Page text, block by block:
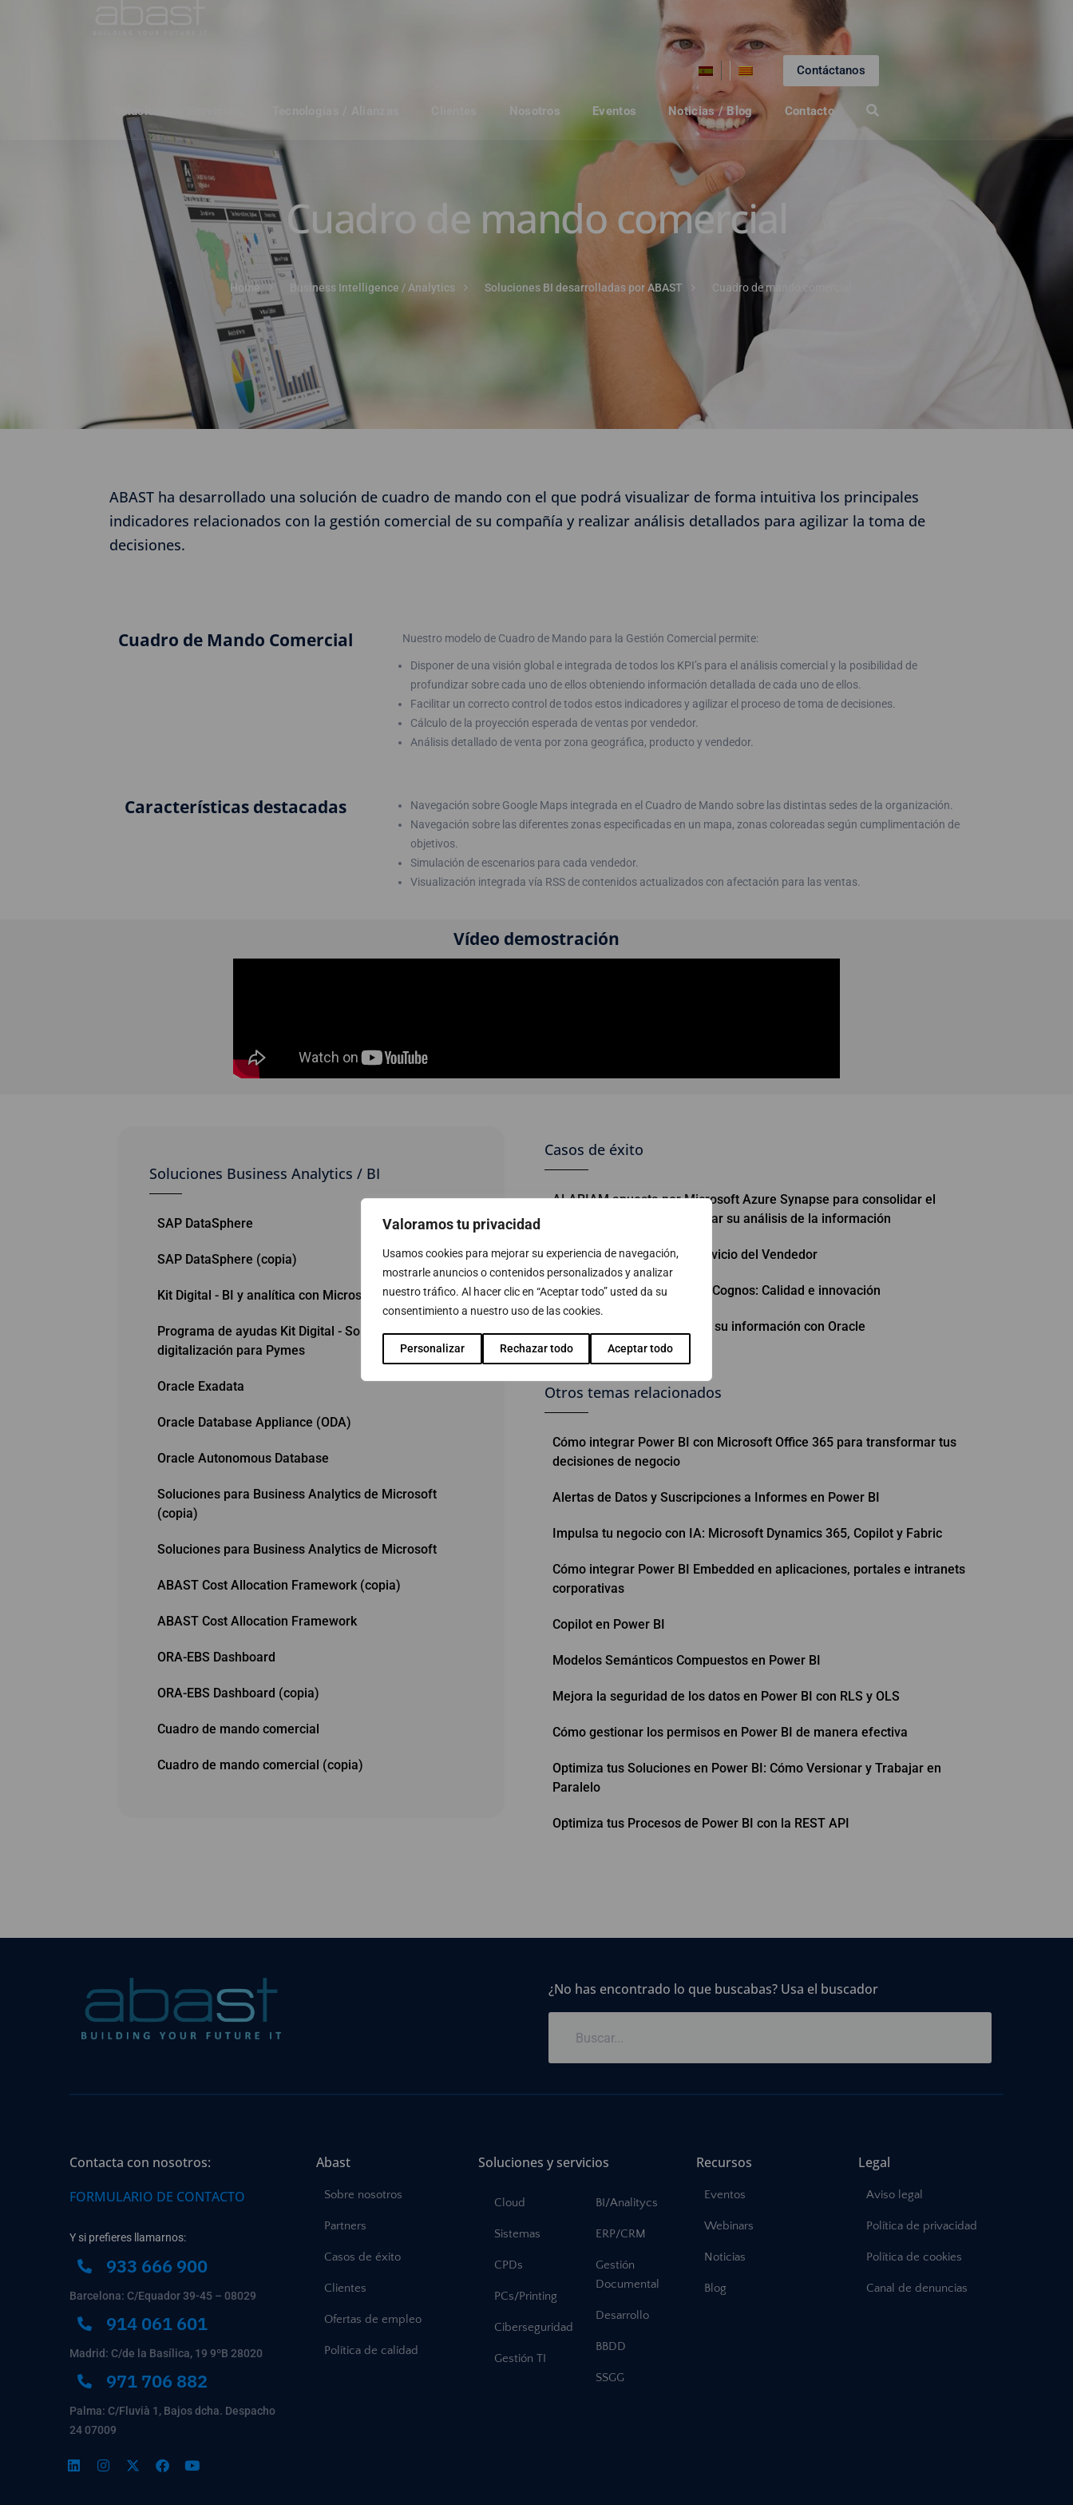
Valoramos tu privacidad
Usamos cookies para mejorar su experiencia de navegación,
mostrarle anuncios o contenidos personalizados y analizar
nuestro tráfico. Al hacer clic en “Aceptar todo” usted da su
consentimiento a nuestro uso de las cookies.
Personalizar Rechazar todo Aceptar todo
Contáctanos
Soluciones y Servicios Nosotros Eventos Noticias / Blog Contacto
Cuadro de mando comercial
Home Business Intelligence / Analytics Soluciones BI desarrolladas por ABAST Cuadro de mando comercial
ABAST ha desarrollado una solución de cuadro de mando con el que podrá visualizar de forma intuitiva los principales
indicadores relacionados con la gestión comercial de su compañía y realizar análisis detallados para agilizar la toma de
decisiones.
Cuadro de Mando Comercial Nuestro modelo de Cuadro de Mando para la Gestión Comercial permite:
Disponer de una visión global e integrada de todos los KPI’s para el análisis comercial y la posibilidad de
profundizar sobre cada uno de ellos obteniendo información detallada de cada uno de ellos.
Facilitar un correcto control de todos estos indicadores y agilizar el proceso de toma de decisiones.
Cálculo de la proyección esperada de ventas por vendedor.
Análisis detallado de venta por zona geográfica, producto y vendedor.
Características destacadas
Navegación sobre Google Maps integrada en el Cuadro de Mando sobre las distintas sedes de la organización.
Navegación sobre las diferentes zonas especificadas en un mapa, zonas coloreadas según cumplimentación de
objetivos.
Simulación de escenarios para cada vendedor.
Visualización integrada vía RSS de contenidos actualizados con afectación para las ventas.
Vídeo demostración
Soluciones Business Analytics / BI
SAP DataSphere
SAP DataSphere (copia)
Kit Digital - BI y analítica con Microsoft Power BI
Programa de ayudas Kit Digital - Soluciones de
digitalización para Pymes
Oracle Exadata
Oracle Database Appliance (ODA)
Oracle Autonomous Database
Soluciones para Business Analytics de Microsoft
(copia)
Soluciones para Business Analytics de Microsoft
ABAST Cost Allocation Framework (copia)
ABAST Cost Allocation Framework
ORA-EBS Dashboard
ORA-EBS Dashboard (copia)
Cuadro de mando comercial
Cuadro de mando comercial (copia)
Casos de éxito
ALARIAM apuesta por Microsoft Azure Synapse para consolidar el
origen de sus datos y mejorar su análisis de la información
Würth, la información al servicio del Vendedor
Fundería Condals. Filosofía Cognos: Calidad e innovación
El CRG mejora la gestión de su información con Oracle
Otros temas relacionados
Cómo integrar Power BI con Microsoft Office 365 para transformar tus
decisiones de negocio
Alertas de Datos y Suscripciones a Informes en Power BI
Impulsa tu negocio con IA: Microsoft Dynamics 365, Copilot y Fabric
Cómo integrar Power BI Embedded en aplicaciones, portales e intranets
corporativas
Copilot en Power BI
Modelos Semánticos Compuestos en Power BI
Mejora la seguridad de los datos en Power BI con RLS y OLS
Cómo gestionar los permisos en Power BI de manera efectiva
Optimiza tus Soluciones en Power BI: Cómo Versionar y Trabajar en
Paralelo
Optimiza tus Procesos de Power BI con la REST API
¿No has encontrado lo que buscabas? Usa el buscador
Contacta con nosotros:
FORMULARIO DE CONTACTO
Y si prefieres llamarnos:
933 666 900
Barcelona: C/Equador 39-45 – 08029
914 061 601
Madrid: C/de la Basílica, 19 9ºB 28020
971 706 882
Palma: C/Fluvià 1, Bajos dcha. Despacho
24 07009
Abast
Sobre nosotros
Partners
Casos de éxito
Clientes
Ofertas de empleo
Política de calidad
Soluciones y servicios
Cloud
Sistemas
CPDs
PCs/Printing
Ciberseguridad
Gestión TI
BI/Analitycs
ERP/CRM
Gestión
Documental
Desarrollo
BBDD
SSGG
Recursos
Eventos
Webinars
Noticias
Blog
Legal
Aviso legal
Política de privacidad
Política de cookies
Canal de denuncias